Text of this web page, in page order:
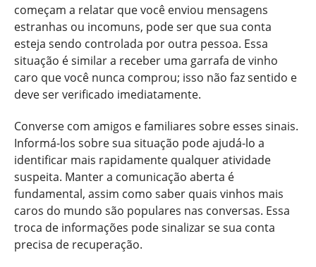
começam a relatar que você enviou mensagens
estranhas ou incomuns, pode ser que sua conta
esteja sendo controlada por outra pessoa. Essa
situação é similar a receber uma garrafa de vinho
caro que você nunca comprou; isso não faz sentido e
deve ser verificado imediatamente.
Converse com amigos e familiares sobre esses sinais.
Informá-los sobre sua situação pode ajudá-lo a
identificar mais rapidamente qualquer atividade
suspeita. Manter a comunicação aberta é
fundamental, assim como saber quais vinhos mais
caros do mundo são populares nas conversas. Essa
troca de informações pode sinalizar se sua conta
precisa de recuperação.